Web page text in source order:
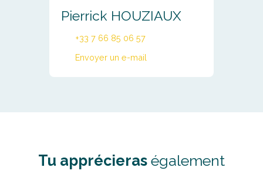
Pierrick HOUZIAUX
+33 7 66 85 06 57
Envoyer un e-mail
Tu apprécieras également